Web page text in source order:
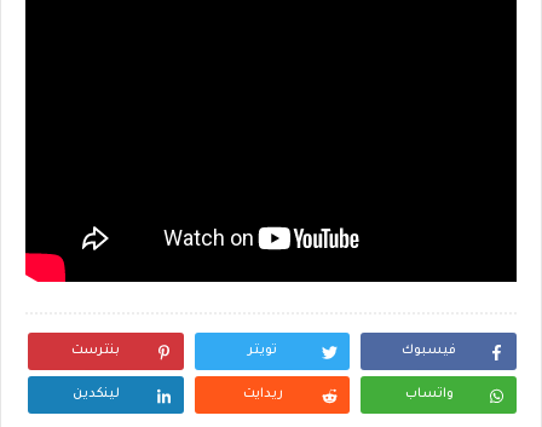
فيسبوك تويتر بنترست
واتساب ريدايت لينكدين